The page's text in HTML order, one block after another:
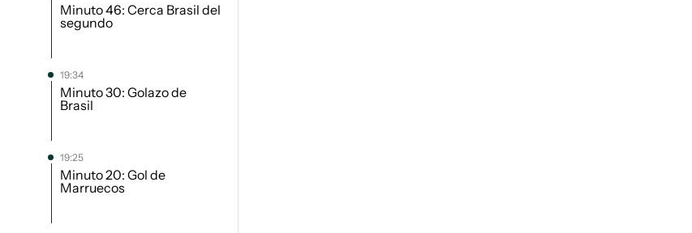
Minuto 46: Cerca Brasil del
segundo
19:34
Minuto 30: Golazo de
Brasil
19:25
Minuto 20: Gol de
Marruecos